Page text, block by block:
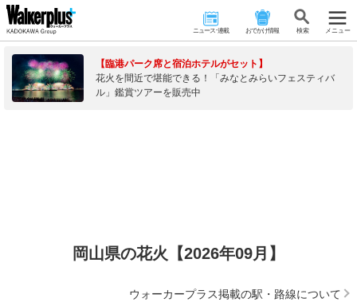
ニュース･連載 おでかけ情報 検 索 メニュー
【臨港パーク席と宿泊ホテルがセット】
花火を間近で堪能できる！「みなとみらいフェスティバ
ル」鑑賞ツアーを販売中
岡山県の花火【2026年09月】
ウォーカープラス掲載の駅・路線について